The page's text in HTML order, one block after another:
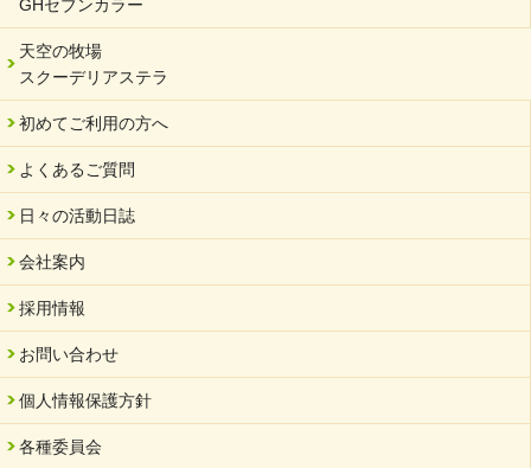
GHセブンカラー
天空の牧場
スクーデリアステラ
初めてご利用の方へ
よくあるご質問
日々の活動日誌
会社案内
採用情報
お問い合わせ
個人情報保護方針
各種委員会